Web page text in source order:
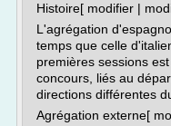
Histoire[ modifier |
L'agrégation
temps que celle
premières sessions
concours, liés au
directions différentes
Agrégation externe[